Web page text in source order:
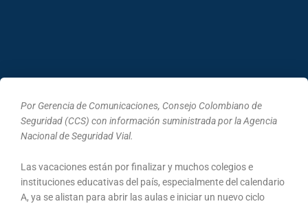
Por Gerencia de Comunicaciones, Consejo Colombiano de
Seguridad (CCS) con información suministrada por la Agencia
Nacional de Seguridad Vial.
Las vacaciones están por finalizar y muchos colegios e
instituciones educativas del país, especialmente del calendario
A, ya se alistan para abrir las aulas e iniciar un nuevo ciclo